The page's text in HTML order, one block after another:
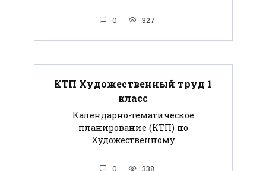
0 327
КТП Художественный труд 1
класс
Календарно-тематическое
планирование (КТП) по
Художественному
0 338